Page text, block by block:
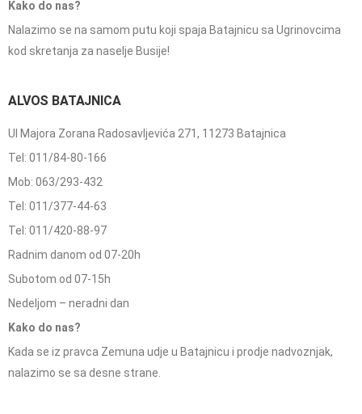
Kako do nas?
Nalazimo se na samom putu koji spaja Batajnicu sa Ugrinovcima
kod skretanja za naselje Busije!
ALVOS BATAJNICA
Ul Majora Zorana Radosavljevića 271, 11273 Batajnica
Tel: 011/84-80-166
Mob: 063/293-432
Tel: 011/377-44-63
Tel: 011/420-88-97
Radnim danom od 07-20h
Subotom od 07-15h
Nedeljom – neradni dan
Kako do nas?
Kada se iz pravca Zemuna udje u Batajnicu i prodje nadvoznjak,
nalazimo se sa desne strane.